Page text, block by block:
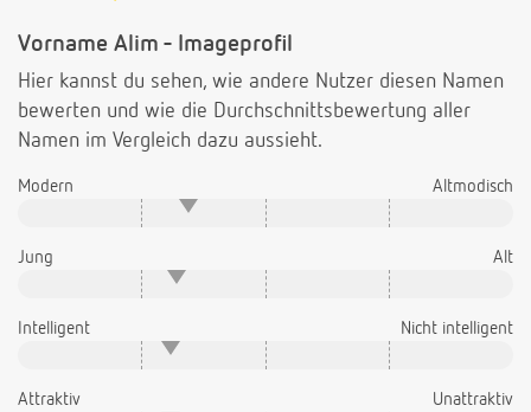
Vorname Alim - Imageprofil
Hier kannst du sehen, wie andere Nutzer diesen Namen
bewerten und wie die Durchschnittsbewertung aller
Namen im Vergleich dazu aussieht.
Modern Altmodisch
Jung Alt
Intelligent Nicht intelligent
Attraktiv Unattraktiv